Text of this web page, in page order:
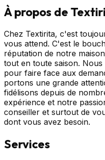
À propos de
Chez Textirita, c'est
vous attend. C'est le
réputation de notre
tout en toute saison.
pour faire face aux
portons une grande
fidélisons depuis de
expérience et notre
conseiller et surtout de
dont vous avez besoin.
Services